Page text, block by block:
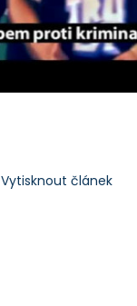
Vytisknout článek